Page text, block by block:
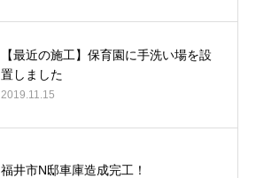
【最近の施工】保育園に手洗い場を設
置しました
2019.11.15
福井市N邸車庫造成完工！